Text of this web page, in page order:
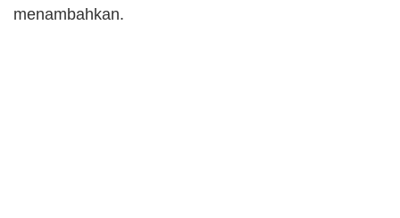
menambahkan.